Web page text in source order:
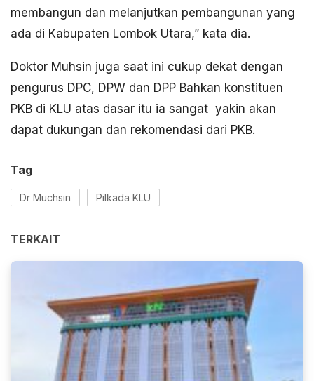
membangun dan melanjutkan pembangunan yang
ada di Kabupaten Lombok Utara,” kata dia.
Doktor Muhsin juga saat ini cukup dekat dengan
pengurus DPC, DPW dan DPP Bahkan konstituen
PKB di KLU atas dasar itu ia sangat yakin akan
dapat dukungan dan rekomendasi dari PKB.
Tag
Dr Muchsin Pilkada KLU
TERKAIT